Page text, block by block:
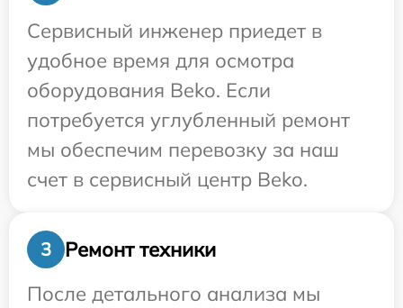
Сервисный инженер приедет в
удобное время для осмотра
оборудования Beko. Если
потребуется углубленный ремонт
мы обеспечим перевозку за наш
счет в сервисный центр Beko.
3
Ремонт техники
После детального анализа мы